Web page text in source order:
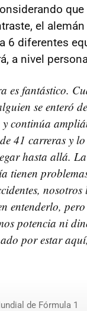
el
6 diferentes
a nivel
es fantástico.
se enteró
continúa
41 carreras y
hasta allá.
tienen
entenderlo,
potencia ni
por estar
de Fórmula 1